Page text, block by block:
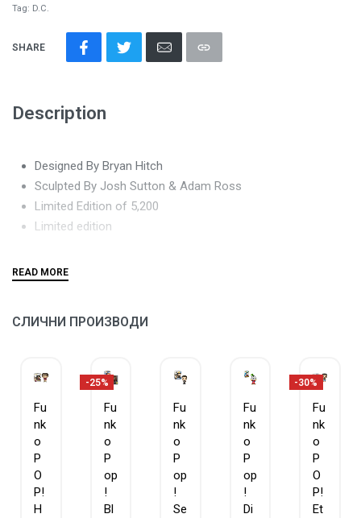
Tag: D.C.
SHARE
Description
Designed By Bryan Hitch
Sculpted By Josh Sutton & Adam Ross
Limited Edition of 5,200
Limited edition
СЛИЧНИ ПРОИЗВОДИ
Fu
nk
o
P
O
P!
H
-25%
Fu
nk
o
P
op
!
Bl
Fu
nk
o
P
op
!
Se
Fu
nk
o
P
op
!
Di
-30%
Fu
nk
o
P
O
P!
Et